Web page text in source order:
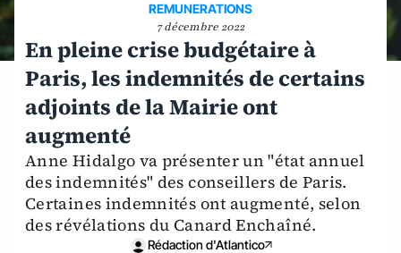
REMUNERATIONS
7 décembre 2022
En pleine crise budgétaire à
Paris, les indemnités de certains
adjoints de la Mairie ont
augmenté
Anne Hidalgo va présenter un "état annuel
des indemnités" des conseillers de Paris.
Certaines indemnités ont augmenté, selon
des révélations du Canard Enchaîné.
Rédaction d'Atlantico